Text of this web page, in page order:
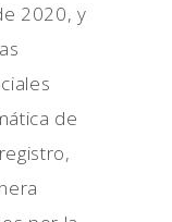
2020, y
de